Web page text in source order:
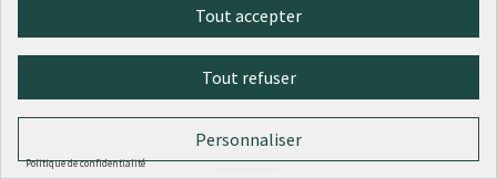
Tout accepter
Tout refuser
Personnaliser
Politique de confidentialité